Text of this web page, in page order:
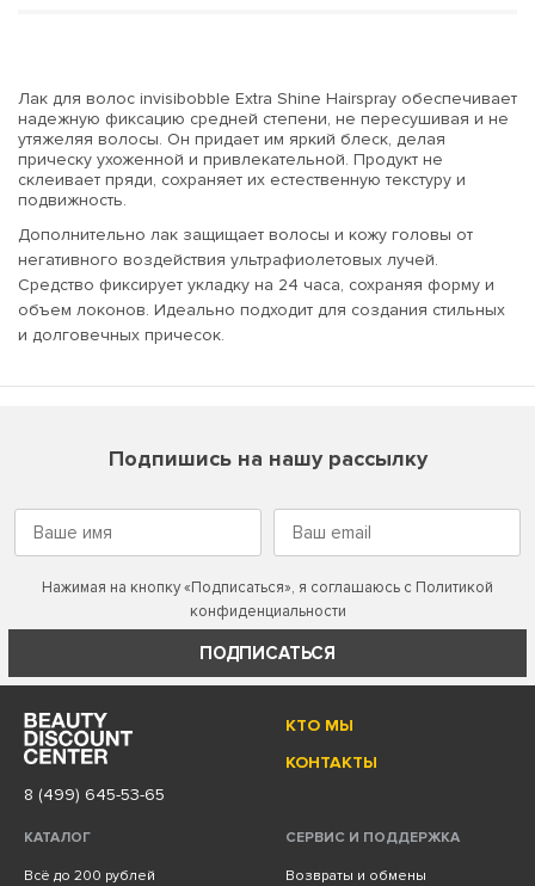
Лак для волос invisibobble Extra Shine Hairspray обеспечивает
надежную фиксацию средней степени, не пересушивая и не
утяжеляя волосы. Он придает им яркий блеск, делая
прическу ухоженной и привлекательной. Продукт не
склеивает пряди, сохраняет их естественную текстуру и
подвижность.
Дополнительно лак защищает волосы и кожу головы от
негативного воздействия ультрафиолетовых лучей.
Средство фиксирует укладку на 24 часа, сохраняя форму и
объем локонов. Идеально подходит для создания стильных
и долговечных причесок.
Подпишись на нашу рассылку
Нажимая на кнопку «Подписаться», я соглашаюсь с Политикой
конфиденциальности
ПОДПИСАТЬСЯ
КТО МЫ
КОНТАКТЫ
8 (499) 645-53-65
КАТАЛОГ
Всё до 200 рублей
СЕРВИС И ПОДДЕРЖКА
Возвраты и обмены